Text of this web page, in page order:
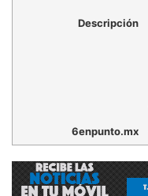
Descripción
6enpunto.mx